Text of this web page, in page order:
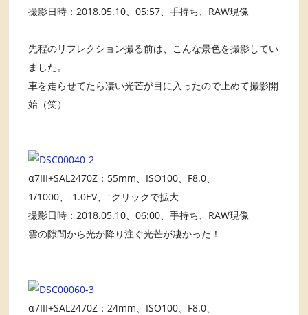
撮影日時：2018.05.10、05:57、手持ち、RAW現像
先程のリフレクション撮る前は、こんな景色を撮影してい
ました。
車を走らせてたら凄い光芒が目に入ったので止めて撮影開
始（笑）
α7III+SAL2470Z：55mm、ISO100、F8.0、
1/1000、-1.0EV、↑クリックで拡大
撮影日時：2018.05.10、06:00、手持ち、RAW現像
雲の隙間から光が降り注ぐ光芒が凄かった！
α7III+SAL2470Z：24mm、ISO100、F8.0、